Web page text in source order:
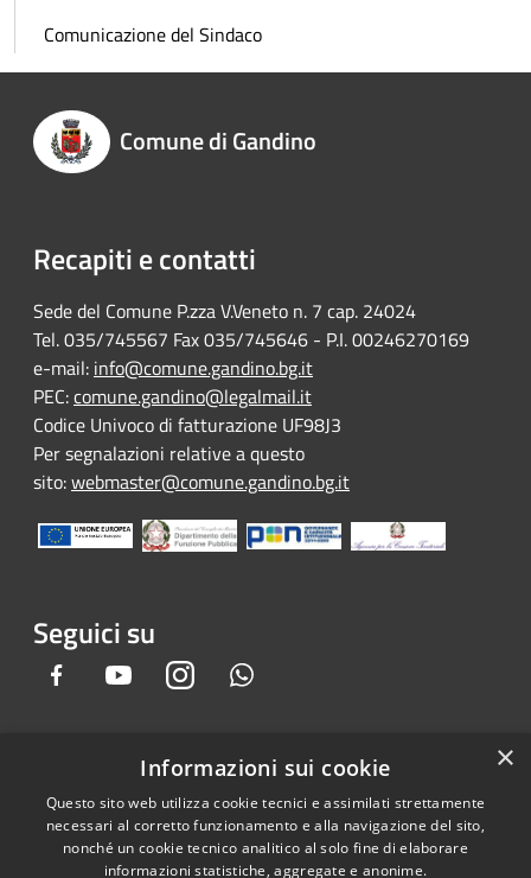
Comunicazione del Sindaco
Comune di Gandino
Recapiti e contatti
Sede del Comune P.zza V.Veneto n. 7 cap. 24024
Tel. 035/745567 Fax 035/745646 - P.I. 00246270169
e-mail: info@comune.gandino.bg.it
PEC:comune.gandino@legalmail.it
Codice Univoco di fatturazione UF98J3
Per segnalazioni relative a questo
sito:webmaster@comune.gandino.bg.it
Seguici su
Facebook YoutubeInstagram
Accessibilità
Privacy
Gandino • Powered by
Municipium•Accesso
×
Informazioni sui cookie
Questo sito web utilizza cookie tecnici e assimilati strettamente
necessari al corretto funzionamento e alla navigazione del sito,
nonché un cookie tecnico analitico al solo fine di elaborare
informazioni statistiche, aggregate e anonime.